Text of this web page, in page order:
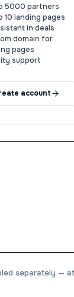
5000 partners
10 landing pages
in deals
domain for
pages
support
account
separately —